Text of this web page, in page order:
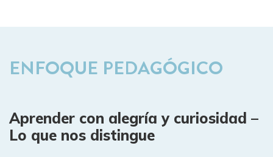
ENFOQUE PEDAGÓGICO
Aprender con alegría y curiosidad –
Lo que nos distingue